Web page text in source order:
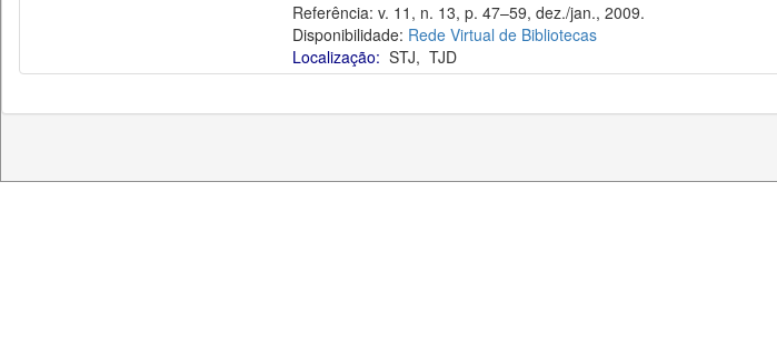
Referência: v. 11, n. 13, p. 47–59, dez./jan., 2009.
Disponibilidade: Rede Virtual de Bibliotecas
Localização: STJ, TJD